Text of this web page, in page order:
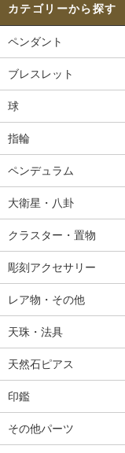
恋愛運アップのパワーストー
けてくれるかもしれません。
惹かれるアイテムとの出会い
ンを幅広くそろえております
す。じっくり選んで、お気に
▼バラエティーに富むパワー
パワーストーンで作られたブ
お気に入りのカラーのカテゴ
ご自身のファッションに合う
しています。黄金色に輝く
ンカローズのペンダントなど
落ち着いた色彩をお求めのお
ブレスレットやペンダント以
色は神聖さと秩序を、黒色は
す。
ミックスされた色の石が象徴
お好みのパワーストーンの
を欲しているのでしょうし、
れていない状態なのでしょう
前知識無しで直感に基づいて
入法方法の1つです。
他人にパワーストーンをプ
いったアクセサリーの種類は
カテゴリーから探す
ペンダント
ブレスレット
球
指輪
ペンデュラム
大衛星・八卦
クラスター・置物
彫刻アクセサリー
レア物・その他
天珠・法具
天然石ピアス
印鑑
その他パーツ